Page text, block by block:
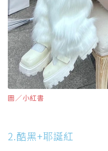
圖∕小紅書
2.酷黑+耶誕紅